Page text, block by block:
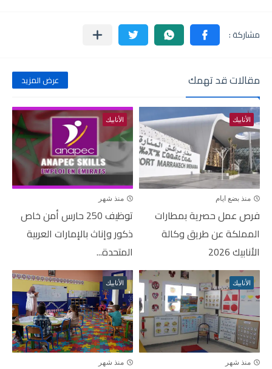
مقالات قد تهمك عرض المزيد
الأنابيك
منذ بضع ايام
فرص عمل حصرية بمطارات
المملكة عن طريق وكالة
الأنابيك 2026
الأنابيك
منذ شهر
توظيف 250 حارس أمن خاص
ذكور وإناث بالإمارات العربية
المتحدة...
الأنابيك
منذ شهر
الأنابيك
منذ شهر